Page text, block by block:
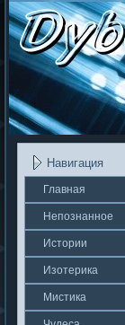
Навигация
Главная
Непοзнаннοе
Истории
Изотерика
Мистика